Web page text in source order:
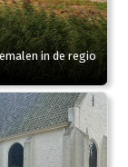
in de regio